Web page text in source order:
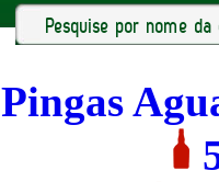
Pingas